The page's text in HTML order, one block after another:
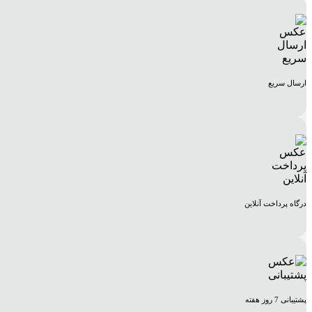
ارسال سریع
درگاه پرداخت آنلاین
پشتیبانی 7 روز هفته